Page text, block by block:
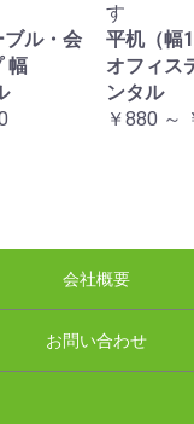
ブル・会
幅
す
平机（幅
オフィス
ンタル
￥880 ～
会社概要
お問い合わせ